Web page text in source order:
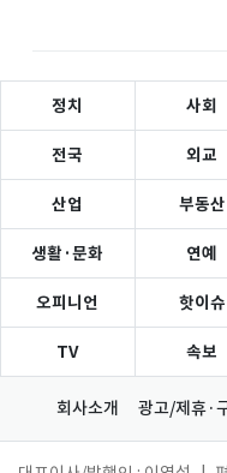
정치 사회
전국 외교
산업 부동산
생활·문화 연예
오피니언 핫이슈
TV 속보
회사소개 광고/제휴·